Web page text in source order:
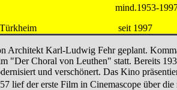
KG mind.1953-
Türkheim seit 1997
Architekt Karl-Ludwig Fehr geplant.
"Der Choral von Leuthen" statt. Bereits
und verschönert. Das Kino
lief der erste Film in Cinemascope über